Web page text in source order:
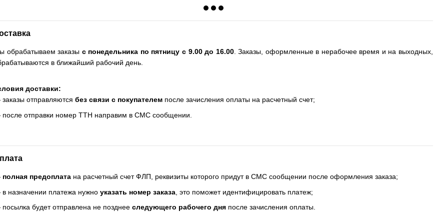
обрабатываем заказы с понедельника по пятницу с 9.00 до 16.00. Заказы, оформленные в нерабочее время и на выходных,
в ближайший рабочий день.
доставки:
отправляютсябез связи с покупателем после зачисления оплаты на расчетный счет;
отправки номер ТТН направим в СМС сообщении.
полная предоплата на расчетный счет ФЛП, реквизиты которого придут в СМС сообщении после оформления заказа;
назначении платежа нужноуказать номер заказа , это поможет идентифицировать платеж;
будет отправлена не позднееследующего рабочего дня после зачисления оплаты.